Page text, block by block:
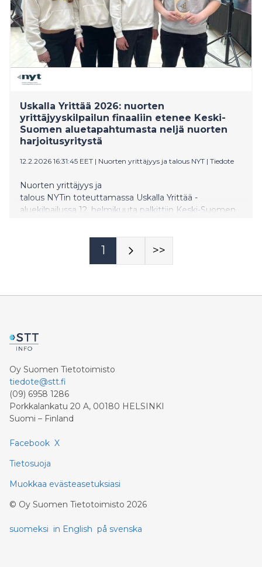
Salpauksesta ja Tuija Tiala Hämeenlinnan lyseon
lukiosta.
Uskalla Yrittää 2026: nuorten
yrittäjyyskilpailun finaaliin etenee Keski-
Suomen aluetapahtumasta neljä nuorten
harjoitusyritystä
12.2.2026 16:31:45 EET | Nuorten yrittäjyys ja talous NYT | Tiedote
Nuorten yrittäjyys ja
talous NYTin toteuttamassa Uskalla Yrittää -
aluekilpailussa 12. helmikuuta palkittiin Keski-Suomen
osallistui 40 yritystä ja noin 120 nuorta alueen eri
yrittäjyyskasvatusopettajan tunnustus, jonka
1 >>
Oy Suomen Tietotoimisto
tiedote@stt.fi
(09) 6958 1286
Porkkalankatu 20 A, 00180 HELSINKI
Suomi – Finland
Facebook X
Tietosuoja
Muokkaa evästeasetuksiasi
© Oy Suomen Tietotoimisto 2026
suomeksi in English på svenska